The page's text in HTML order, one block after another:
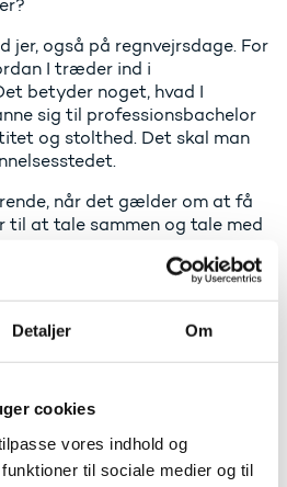
Detaljer Om
cookies
vores indhold og
til sociale medier og til
jer, også på regnvejrsdage. For
I træder ind i
betyder noget, hvad I
sig til professionsbachelor
og stolthed. Det skal man
når det gælder om at få
til at tale sammen og tale med
Og at det, I oplever ude ved
vi kan også gøre noget med
respekt for